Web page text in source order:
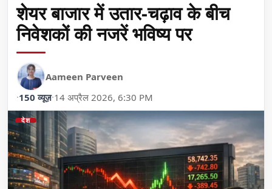
शेयर बाजार में उतार-चढ़ाव के बीच
निवेशकों की नजरें भविष्य पर
Aameen Parveen
·150 व्यूज़·14 अप्रैल 2026, 6:30 PM
देश